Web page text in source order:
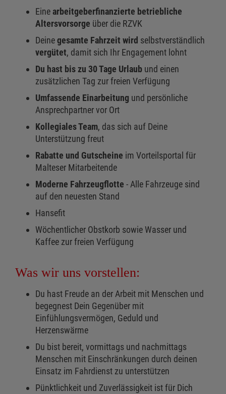
Einearbeitgeberfinanzierte betriebliche
Altersvorsorge über die RZVK
Deinegesamte Fahrzeit wird selbstverständlich
vergütet, damit sich Ihr Engagement lohnt
Du hast bis zu 30 Tage Urlaub und einen
zusätzlichen Tag zur freien Verfügung
Umfassende Einarbeitung und persönliche
Ansprechpartner vor Ort
Kollegiales Team, das sich auf Deine
Unterstützung freut
Rabatte und Gutscheine im Vorteilsportal für
Malteser Mitarbeitende
Moderne Fahrzeugflotte - Alle Fahrzeuge sind
auf den neuesten Stand
Hansefit
Wöchentlicher Obstkorb sowie Wasser und
Kaffee zur freien Verfügung
Was wir uns vorstellen:
Du hast Freude an der Arbeit mit Menschen und
begegnest Dein Gegenüber mit
Einfühlungsvermögen, Geduld und
Herzenswärme
Du bist bereit, vormittags und nachmittags
Menschen mit Einschränkungen durch deinen
Einsatz im Fahrdienst zu unterstützen
Pünktlichkeit und Zuverlässigkeit ist für Dich